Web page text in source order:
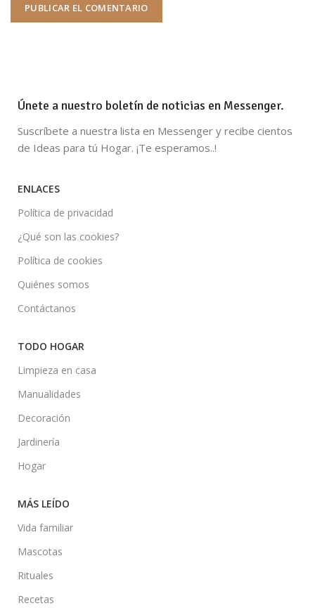
Únete a nuestro boletín de noticias en Messenger.
Suscríbete a nuestra lista en Messenger y recibe cientos
de Ideas para tú Hogar. ¡Te esperamos..!
ENLACES
Política de privacidad
¿Qué son las cookies?
Política de cookies
Quiénes somos
Contáctanos
TODO HOGAR
Limpieza en casa
Manualidades
Decoración
Jardinería
Hogar
MÁS LEÍDO
Vida familiar
Mascotas
Rituales
Recetas